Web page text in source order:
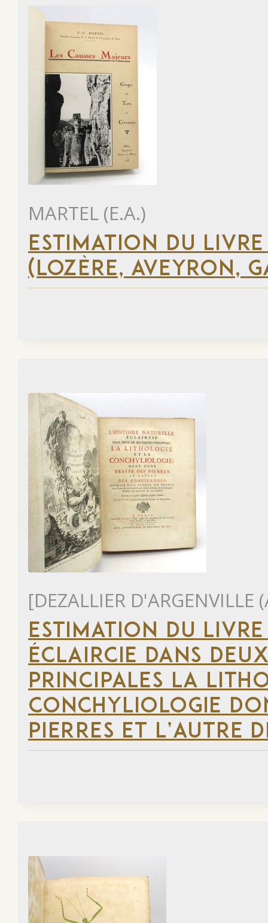
MARTEL (E.A.)
ESTIMATION DU LIVRE
(LOZÈRE, AVEYRON,
[DEZALLIER
ESTIMATION DU
ÉCLAIRCIE DANS
PRINCIPALES LA
CONCHYLIOLOGIE
PIERRES ET L’AUTRE